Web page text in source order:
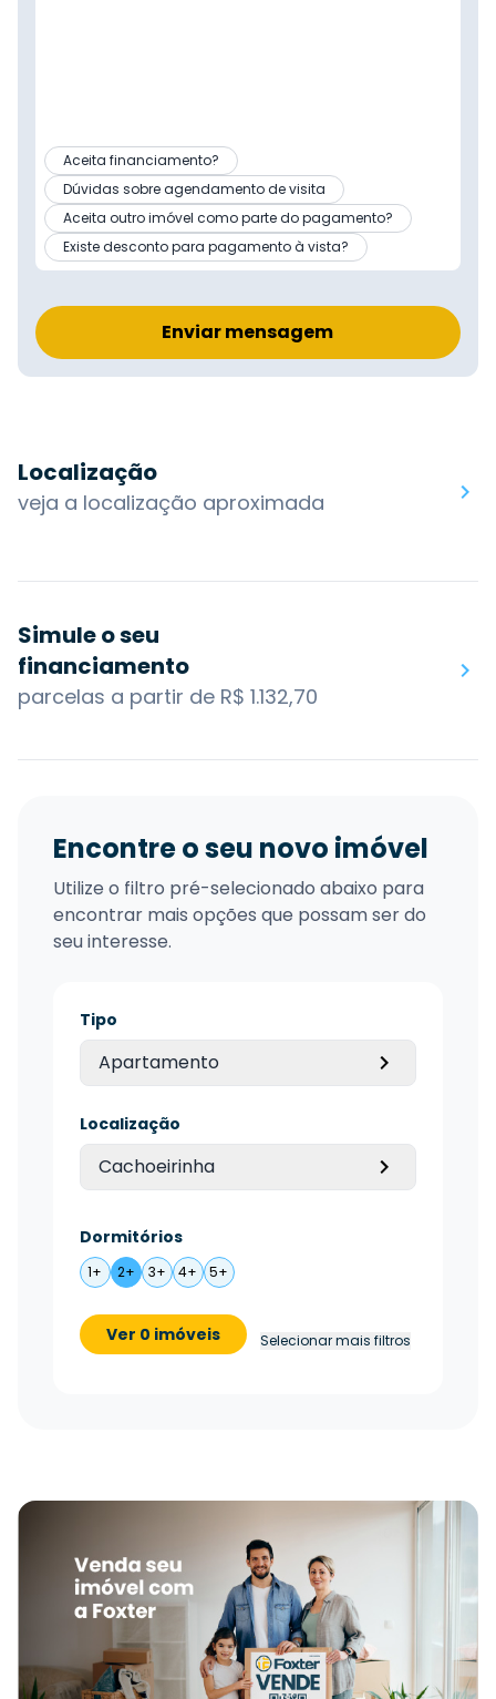
Aceita financiamento?
Dúvidas sobre agendamento de visita
Aceita outro imóvel como parte do pagamento?
Existe desconto para pagamento à vista?
Enviar mensagem
Localização
veja a localização aproximada
Simule o seu
financiamento
parcelas a partir de R$ 1.132,70
Encontre o seu novo imóvel
Utilize o filtro pré-selecionado abaixo para
encontrar mais opções que possam ser do
seu interesse.
Tipo
Apartamento
Localização
Cachoeirinha
Dormitórios
1+ 2+ 3+ 4+ 5+
Ver 0 imóveis Selecionar mais filtros